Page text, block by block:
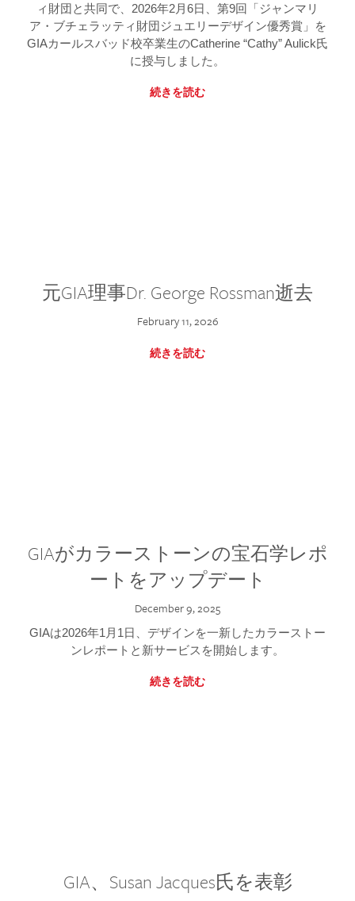
ィ財団と共同で、2026年2月6日、第9回「ジャンマリ
ア・ブチェラッティ財団ジュエリーデザイン優秀賞」を
GIAカールスバッド校卒業生のCatherine “Cathy” Aulick氏
に授与しました。
続きを読む
元GIA理事Dr. George Rossman逝去
February 11, 2026
続きを読む
GIAがカラーストーンの宝石学レポ
ートをアップデート
December 9, 2025
GIAは2026年1月1日、デザインを一新したカラーストー
ンレポートと新サービスを開始します。
続きを読む
GIA、Susan Jacques氏を表彰